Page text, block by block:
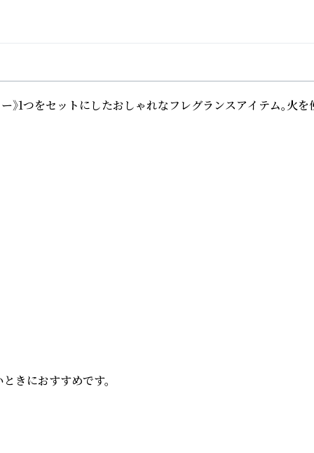
1つをセットにしたおしゃれなフレグランスアイテム。火
きにおすすめです。